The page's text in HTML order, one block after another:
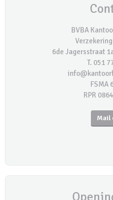
BVBA
6de Jagersstraat
T. 051
FSMA
RPR
Mail